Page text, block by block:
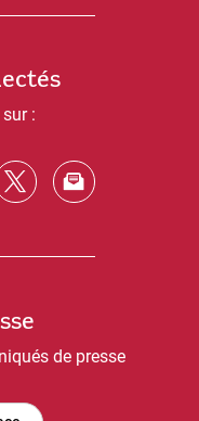
:
de presse